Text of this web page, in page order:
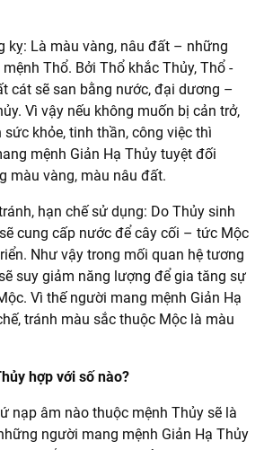
kỵ: Là màu vàng, nâu đất – những
Thổ. Bởi Thổ khắc Thủy, Thổ -
cát sẽ san bằng nước, đại dương –
Vì vậy nếu không muốn bị cản trở,
khỏe, tinh thần, công việc thì
mệnh Giản Hạ Thủy tuyệt đối
màu vàng, màu nâu đất.
hạn chế sử dụng: Do Thủy sinh
cung cấp nước để cây cối – tức Mộc
Như vậy trong mối quan hệ tương
suy giảm năng lượng để gia tăng sự
Vì thế người mang mệnh Giản Hạ
tránh màu sắc thuộc Mộc là màu
hợp với số nào?
nạp âm nào thuộc mệnh Thủy sẽ là
người mang mệnh Giản Hạ Thủy